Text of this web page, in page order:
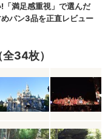
34枚）